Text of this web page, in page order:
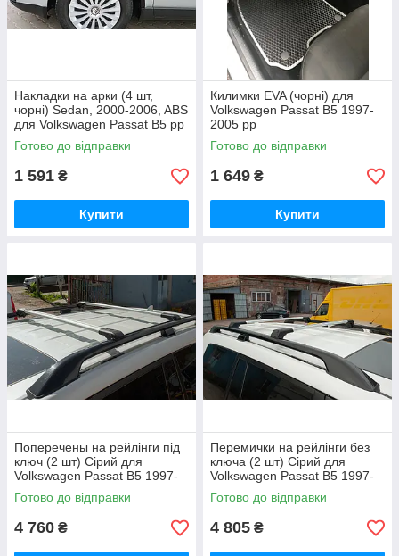
Накладки на арки (4 шт,
чорні) Sedan, 2000-2006, ABS
для Volkswagen Passat B5 рр
Готово до відправки
1 591 ₴
Купити
Килимки EVA (чорні) для
Volkswagen Passat B5 1997-
2005 рр
Готово до відправки
1 649 ₴
Купити
Поперечены на рейлінги під
ключ (2 шт) Сірий для
Volkswagen Passat B5 1997-
2005 рр
Готово до відправки
4 760 ₴
Перемички на рейлінги без
ключа (2 шт) Сірий для
Volkswagen Passat B5 1997-
2005 рр
Готово до відправки
4 805 ₴